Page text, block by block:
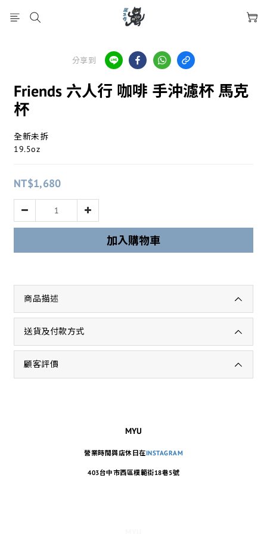
分享到
Friends 六人行 咖啡 手沖濾杯 馬克
杯
全新未拆
19.5oz
NT$1,680
加入購物車
商品描述
送貨及付款方式
顧客評價
MYU
營業時間與店休日在INSTAGRAM
403台中市西區模範街18巷5號